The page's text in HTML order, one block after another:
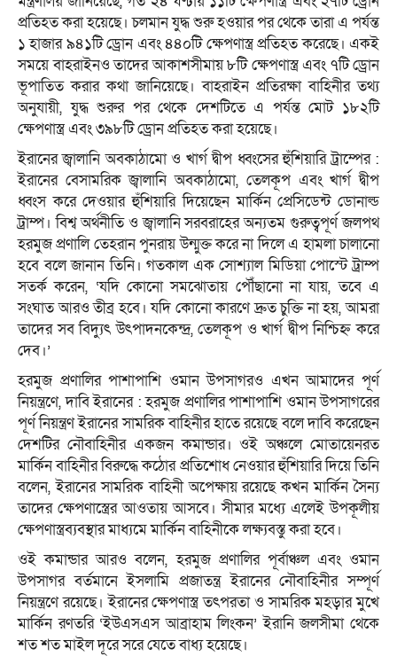
প্রতিহত করা হয়েছে। চলমান যুদ্ধ শুরু হওয়ার পর থেকে তারা এ পর্যন্ত
১ হাজার ৯৪১টি ড্রোন এবং ৪৪০টি ক্ষেপণাস্ত্র প্রতিহত করেছে। একই
সময়ে বাহরাইনও তাদের আকাশসীমায় ৮টি ক্ষেপণাস্ত্র এবং ৭টি ড্রোন
ভূপাতিত করার কথা জানিয়েছে। বাহরাইন প্রতিরক্ষা বাহিনীর তথ্য
অনুযায়ী, যুদ্ধ শুরুর পর থেকে দেশটিতে এ পর্যন্ত মোট ১৮২টি
ক্ষেপণাস্ত্র এবং ৩৯৮টি ড্রোন প্রতিহত করা হয়েছে।
ইরানের জ্বালানি অবকাঠামো ও খার্গ দ্বীপ ধ্বংসের হুঁশিয়ারি ট্রাম্পের :
ইরানের বেসামরিক জ্বালানি অবকাঠামো, তেলকূপ এবং খার্গ দ্বীপ
ধ্বংস করে দেওয়ার হুঁশিয়ারি দিয়েছেন মার্কিন প্রেসিডেন্ট ডোনাল্ড
ট্রাম্প। বিশ্ব অর্থনীতি ও জ্বালানি সরবরাহের অন্যতম গুরুত্বপূর্ণ জলপথ
হরমুজ প্রণালি তেহরান পুনরায় উন্মুক্ত করে না দিলে এ হামলা চালানো
হবে বলে জানান তিনি। গতকাল এক সোশ্যাল মিডিয়া পোস্টে ট্রাম্প
সতর্ক করেন, ‘যদি কোনো সমঝোতায় পৌঁছানো না যায়, তবে এ
সংঘাত আরও তীব্র হবে। যদি কোনো কারণে দ্রুত চুক্তি না হয়, আমরা
তাদের সব বিদ্যুৎ উৎপাদনকেন্দ্র, তেলকূপ ও খার্গ দ্বীপ নিশ্চিহ্ন করে
দেব।’
হরমুজ প্রণালির পাশাপাশি ওমান উপসাগরও এখন আমাদের পূর্ণ
নিয়ন্ত্রণে, দাবি ইরানের : হরমুজ প্রণালির পাশাপাশি ওমান উপসাগরের
পূর্ণ নিয়ন্ত্রণ ইরানের সামরিক বাহিনীর হাতে রয়েছে বলে দাবি করেছেন
দেশটির নৌবাহিনীর একজন কমান্ডার। ওই অঞ্চলে মোতায়েনরত
মার্কিন বাহিনীর বিরুদ্ধে কঠোর প্রতিশোধ নেওয়ার হুঁশিয়ারি দিয়ে তিনি
বলেন, ইরানের সামরিক বাহিনী অপেক্ষায় রয়েছে কখন মার্কিন সৈন্য
তাদের ক্ষেপণাস্ত্রের আওতায় আসবে। সীমার মধ্যে এলেই উপকূলীয়
ক্ষেপণাস্ত্রব্যবস্থার মাধ্যমে মার্কিন বাহিনীকে লক্ষ্যবস্তু করা হবে।
ওই কমান্ডার আরও বলেন, হরমুজ প্রণালির পূর্বাঞ্চল এবং ওমান
উপসাগর বর্তমানে ইসলামি প্রজাতন্ত্র ইরানের নৌবাহিনীর সম্পূর্ণ
নিয়ন্ত্রণে রয়েছে। ইরানের ক্ষেপণাস্ত্র তৎপরতা ও সামরিক মহড়ার মুখে
মার্কিন রণতরি ‘ইউএসএস আব্রাহাম লিংকন’ ইরানি জলসীমা থেকে
শত শত মাইল দূরে সরে যেতে বাধ্য হয়েছে।